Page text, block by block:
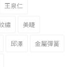
王泉仁
繡 美睫
邱澤 金屬彈簧